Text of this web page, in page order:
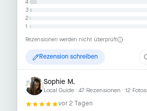
4
3
2
1
Rezensionen werden nicht überprüft
Rezension schreiben
Sophie M.
Local Guide · 47 Rezensionen · 12 Fotos
vor 2 Tagen